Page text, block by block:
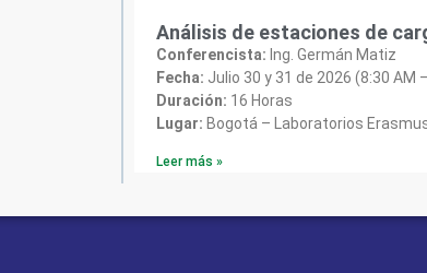
Análisis de estaciones de
Conferencista: Ing. Germán Matiz
Fecha: Julio 30 y 31 de 2026 (8:30 AM
Duración: 16 Horas
Lugar: Bogotá – Laboratorios
Leer más »